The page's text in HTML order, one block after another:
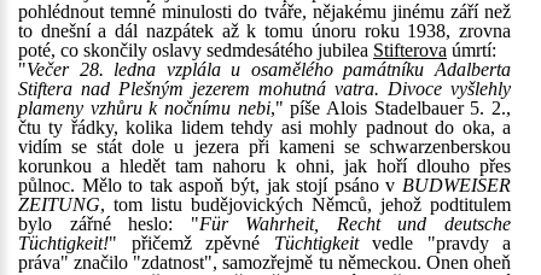
pohlédnout temné minulosti do tváře, nějakému jinému září než
to dnešní a dál nazpátek až k tomu únoru roku 1938, zrovna
poté, co skončily oslavy sedmdesátého jubilea Stifterova úmrtí:
"Večer 28. ledna vzplála u osamělého památníku Adalberta
Stiftera nad Plešným jezerem mohutná vatra. Divoce vyšlehly
plameny vzhůru k nočnímu nebi," píše Alois Stadelbauer 5. 2.,
čtu ty řádky, kolika lidem tehdy asi mohly padnout do oka, a
vidím se stát dole u jezera při kameni se schwarzenberskou
korunkou a hledět tam nahoru k ohni, jak hoří dlouho přes
půlnoc. Mělo to tak aspoň být, jak stojí psáno v BUDWEISER
ZEITUNG, tom listu budějovických Němců, jehož podtitulem
bylo zářné heslo: "Für Wahrheit, Recht und deutsche
Tüchtigkeit!" přičemž zpěvné Tüchtigkeitvedle "pravdy a
práva" značilo "zdatnost", samozřejmě tu německou. Onen oheň